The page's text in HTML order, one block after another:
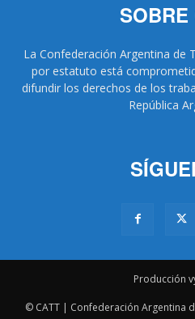
SOBRE
La Confederación Argentina de
por estatuto está
difundir los derechos de los
República
Producción
© CATT | Confederación Argentina